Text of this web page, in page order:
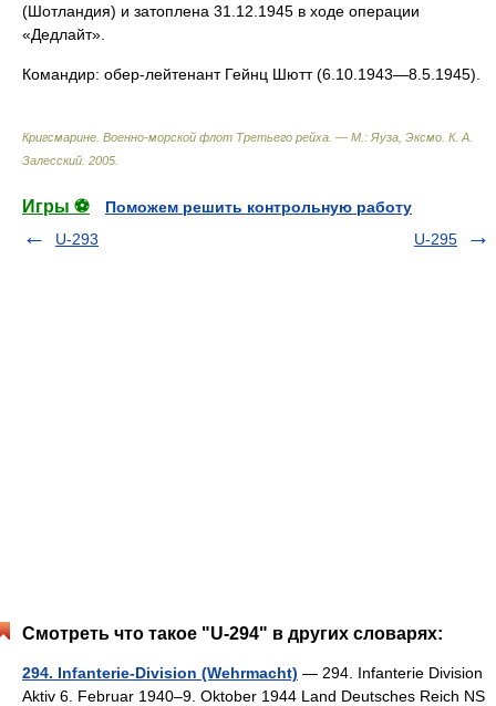
(Шотландия) и затоплена 31.12.1945 в ходе операции
«Дедлайт».
Командир: обер-лейтенант Гейнц Шютт (6.10.1943—8.5.1945).
Кригсмарине. Военно-морской флот Третьего рейха. — М.: Яуза, Эксмо К. А.
Залесский 2005
Игры ⚽
Поможем решить контрольную работу
U-293
U-295
Смотреть что такое "U-294" в других словарях:
294. Infanterie-Division (Wehrmacht) — 294. Infanterie Division
Aktiv 6. Februar 1940–9. Oktober 1944 Land Deutsches Reich NS